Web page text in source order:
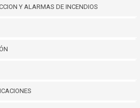
Y ALARMAS DE INCENDIOS